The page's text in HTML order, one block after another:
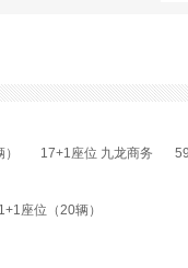
17+1座位 九龙商务
座位（20辆）